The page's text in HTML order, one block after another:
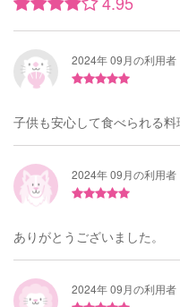
2024年 09月の利用者
子供も安心して食べられる料
2024年 09月の利用者
ありがとうございました。
2024年 09月の利用者